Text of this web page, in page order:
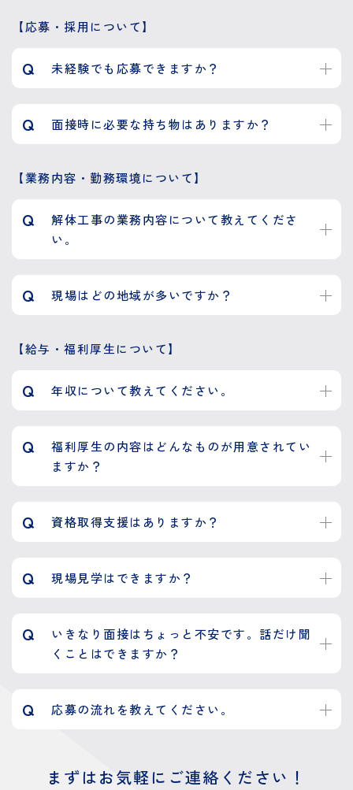
【応募・採用について】
Q 未経験でも応募できますか？
Q 面接時に必要な持ち物はありますか？
【業務内容・勤務環境について】
Q
解体工事の業務内容について教えてくださ
い。
Q 現場はどの地域が多いですか？
【給与・福利厚生について】
Q 年収について教えてください。
Q
福利厚生の内容はどんなものが用意されてい
ますか？
Q 資格取得支援はありますか？
Q 現場見学はできますか？
Q
いきなり面接はちょっと不安です。話だけ聞
くことはできますか？
Q 応募の流れを教えてください。
まずはお気軽に ご連絡ください！